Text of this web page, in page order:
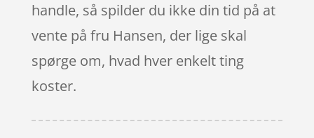
handle, så spilder du ikke din tid på at
vente på fru Hansen, der lige skal
spørge om, hvad hver enkelt ting
koster.